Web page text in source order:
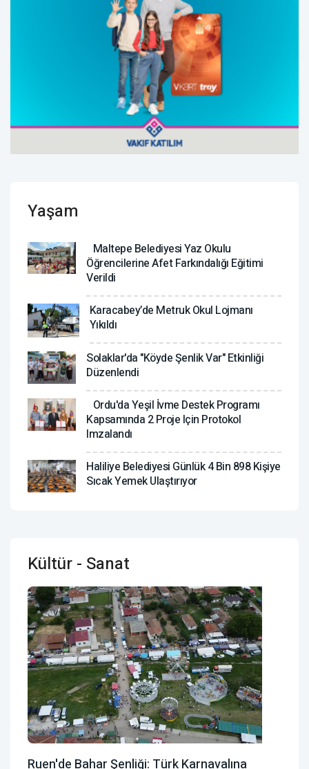
Yaşam
Maltepe Belediyesi Yaz Okulu
Öğrencilerine Afet Farkındalığı Eğitimi
Verildi
Karacabey’de Metruk Okul Lojmanı
Yıkıldı
Solaklar'da "Köyde Şenlik Var" Etkinliği
Düzenlendi
Ordu'da Yeşil İvme Destek Programı
Kapsamında 2 Proje Için Protokol
Imzalandı
Haliliye Belediyesi Günlük 4 Bin 898 Kişiye
Sıcak Yemek Ulaştırıyor
Kültür - Sanat
Ruen'de Bahar Şenliği: Türk Karnavalına